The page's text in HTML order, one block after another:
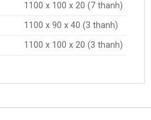
1100 x 100 x 20 (7 thanh)
1100 x 90 x 40 (3 thanh)
1100 x 100 x 20 (3 thanh)